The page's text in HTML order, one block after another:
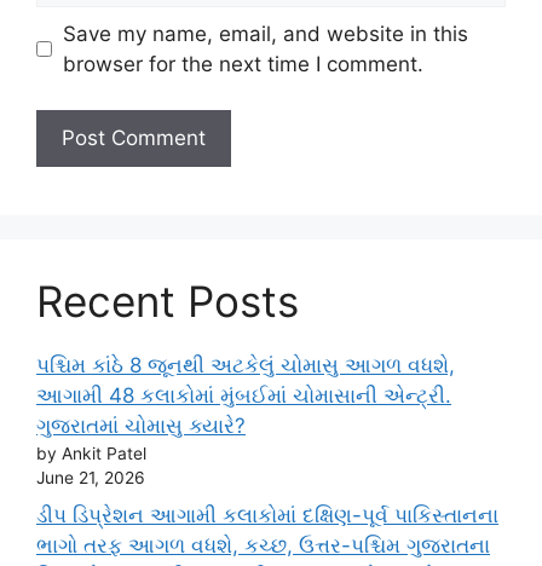
Save my name, email, and website in this
browser for the next time I comment.
Recent Posts
પશ્ચિમ કાંઠે 8 જૂનથી અટકેલું ચોમાસુ આગળ વધશે,
આગામી 48 કલાકોમાં મુંબઈમાં ચોમાસાની એન્ટ્રી.
ગુજરાતમાં ચોમાસુ ક્યારે?
by Ankit Patel
June 21, 2026
ડીપ ડિપ્રેશન આગામી કલાકોમાં દક્ષિણ-પૂર્વ પાકિસ્તાનના
ભાગો તરફ આગળ વધશે, કચ્છ, ઉત્તર-પશ્ચિમ ગુજરાતના